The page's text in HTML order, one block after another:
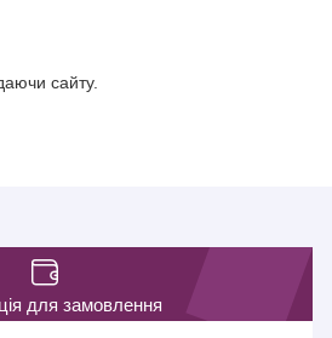
сайту.
для замовлення